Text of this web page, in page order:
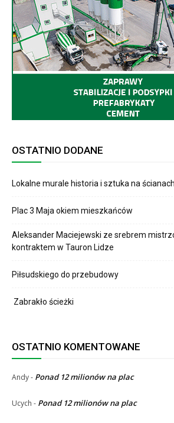
OSTATNIO DODANE
Lokalne murale historia i sztuka na ścianach
Plac 3 Maja okiem mieszkańców
Aleksander Maciejewski ze srebrem
kontraktem w Tauron Lidze
Piłsudskiego do przebudowy
Zabrakło ścieżki
OSTATNIO KOMENTOWANE
Andy- Ponad 12 milionów na plac
Ucych - Ponad 12 milionów na plac